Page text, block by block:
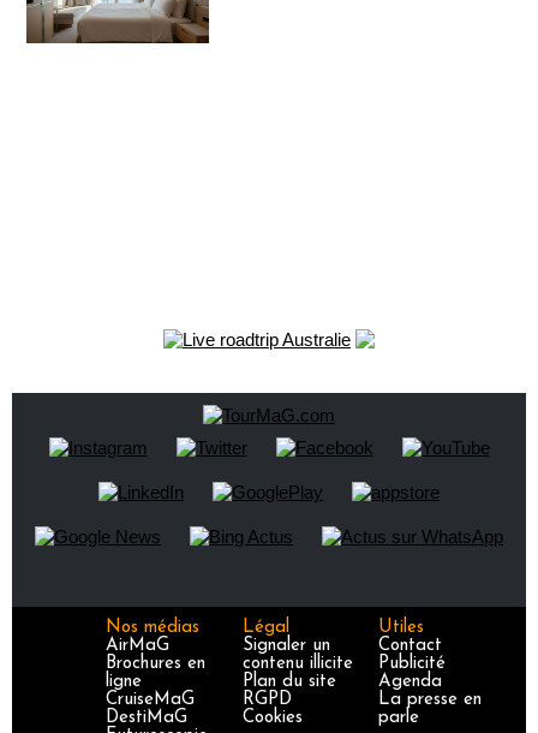
Nos médias
AirMaG
Brochures en
ligne
CruiseMaG
DestiMaG
Légal
Signaler un
contenu illicite
Plan du site
RGPD
Cookies
Utiles
Contact
Publicité
Agenda
La presse en
parle